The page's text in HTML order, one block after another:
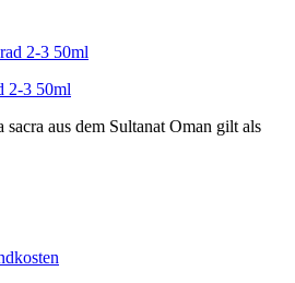
2-3 50ml
aus dem Sultanat Oman gilt als